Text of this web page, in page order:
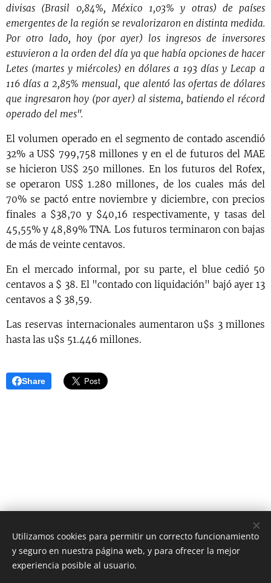
divisas (Brasil 0,84%, México 1,03% y otras) de países
emergentes de la región se revalorizaron en distinta medida.
Por otro lado, hoy (por ayer) los ingresos de inversores
estuvieron a la orden del día ya que había opciones de hacer
Letes (martes y miércoles) en dólares a 193 días y Lecap a
116 días a 2,85% mensual, que alentó las ofertas de dólares
que ingresaron hoy (por ayer) al sistema, batiendo el récord
operado del mes".
El volumen operado en el segmento de contado ascendió
32% a US$ 799,758 millones y en el de futuros del MAE
se hicieron US$ 250 millones. En los futuros del Rofex,
se operaron US$ 1.280 millones, de los cuales más del
70% se pactó entre noviembre y diciembre, con precios
finales a $38,70 y $40,16 respectivamente, y tasas del
45,55% y 48,89% TNA. Los futuros terminaron con bajas
de más de veinte centavos.
En el mercado informal, por su parte, el blue cedió 50
centavos a $ 38. El "contado con liquidación" bajó ayer 13
centavos a $ 38,59.
Las reservas internacionales aumentaron u$s 3 millones
hasta las u$s 51.446 millones.
Share
AS Digital News
Utilizamos cookies para permitir un correcto funcionamiento
y seguro en nuestra página web, y para ofrecer la mejor
experiencia posible al usuario.